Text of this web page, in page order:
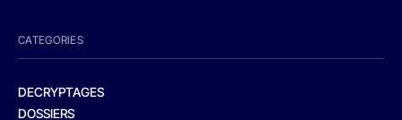
CATEGORIES
DECRYPTAGES
DOSSIERS